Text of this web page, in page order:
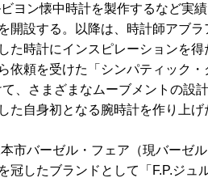
ヨン懐中時計を製作するなど実
開設する。以降は、時計師アブ
た時計にインスピレーションを
依頼を受けた「シンパティック・
、さまざまなムーブメントの設
た自身初となる腕時計を作り上げ
市バーゼル・フェア（現バーゼ
冠したブランドとして「F.P.ジュ